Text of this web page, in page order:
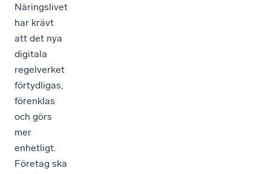
Näringslivet
har krävt
att det nya
digitala
regelverket
förtydligas,
förenklas
och görs
mer
enhetligt.
Företag ska